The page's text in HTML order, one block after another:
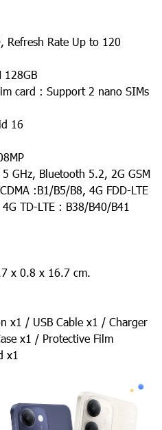
Refresh Rate Up to 120
128GB
card : Support 2 nano SIMs
16
GHz, Bluetooth 5.2, 2G GSM
:B1/B5/B8, 4G FDD-LTE
TD-LTE : B38/B40/B41
x 0.8 x 16.7 cm.
x1 / USB Cable x1 / Charger
x1 / Protective Film
x1